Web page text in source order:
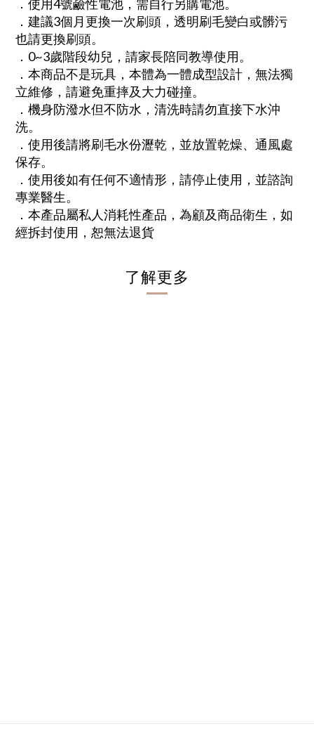
．使用4號鹼性電池，需自行另購電池。
．建議3個月更換一次刷頭，透明刷毛變白或髒污
也請更換刷頭。
．0~3歲階段幼兒，請家長陪同教導使用。
．本商品不是玩具，本體為一體成型設計，無法獨
立維修，請避免重摔及大力碰撞。
．機身防潑水但不防水，清洗時請勿直接下水沖
洗。
．使用後請將刷毛水份瀝乾，並放置乾燥、通風處
保存。
．使用後如有任何不適情形，請停止使用，並諮詢
專業醫生。
．本產品屬私人消耗性產品，為顧及商品衛生，如
經拆封使用，恕無法退貨
了解更多